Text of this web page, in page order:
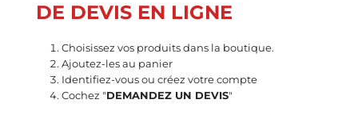
DE DEVIS EN LIGNE
Choisissez vos produits dans la boutique.
Ajoutez-les au panier
Identifiez-vous ou créez votre compte
Cochez "DEMANDEZ UN DEVIS"